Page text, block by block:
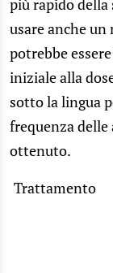
usare anche un
potrebbe
iniziale alla
sotto la lingua
frequenza
ottenuto.
Trattamento